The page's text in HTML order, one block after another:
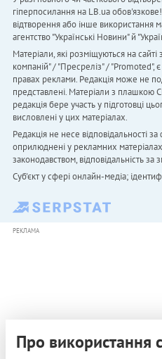
гіперпосилання на LB.ua
відтворення або інше використання
агентство "Українськi Новини" й
Матеріали, які розміщуються на
компаній" / "Пресреліз" / "Promoted",
правах реклами. Редакція може не
представлені. Матеріали з
редакція бере участь у підготовці
висловлені у цих матеріалах.
Редакція не несе відповідальності
оприлюднені у рекламних
законодавством, відповідальність
Cуб'єкт у сфері онлайн-медіа;
РЕКЛАМА
Про використання